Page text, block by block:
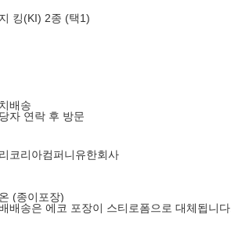
킹(KI) 2종 (택1)
배송
자 연락 후 방문
코리아컴퍼니유한회사
(종이포장)
배송은 에코 포장이 스티로폼으로 대체됩니다.